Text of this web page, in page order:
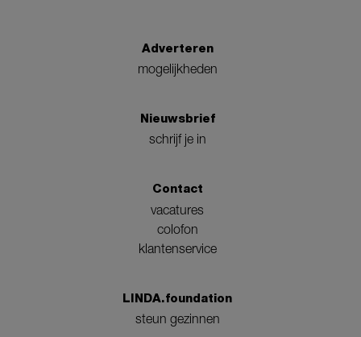
Adverteren
mogelijkheden
Nieuwsbrief
schrijf je in
Contact
vacatures
colofon
klantenservice
LINDA.foundation
steun gezinnen